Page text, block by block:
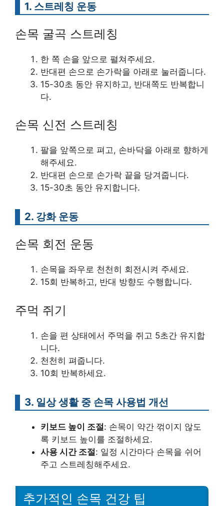
1. 스트레칭 운동
손목 굴곡 스트레칭
한 쪽 손을 앞으로 펼쳐주세요.
반대편 손으로 손가락을 아래로 눌러줍니다.
15-30초 동안 유지하고, 반대쪽도 반복합니
다.
손목 신전 스트레칭
팔을 앞쪽으로 펴고, 손바닥을 아래로 향하게
해주세요.
반대편 손으로 손가락 끝을 당겨줍니다.
15-30초 동안 유지합니다.
2. 강화 운동
손목 회전 운동
손목을 좌우로 천천히 회전시켜 주세요.
15회 반복하고, 반대 방향도 수행합니다.
주먹 쥐기
손을 편 상태에서 주먹을 쥐고 5초간 유지합
니다.
천천히 펴줍니다.
10회 반복하세요.
3. 일상 생활 중 손목 사용법 개선
키보드 높이 조절: 손목이 약간 꺾이지 않도
록 키보드 높이를 조절하세요.
사용 시간 조절: 일정 시간마다 손목을 쉬어
주고 스트레칭해주세요.
추가적인 손목 건강 팁